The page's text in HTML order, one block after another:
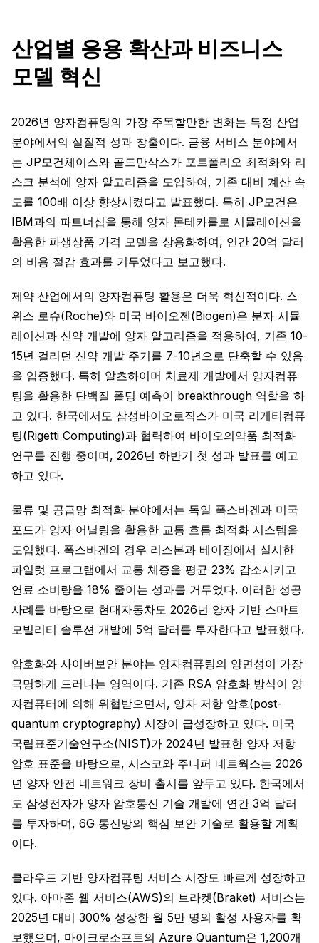
산업별 응용 확산과 비즈니스
모델 혁신
2026년 양자컴퓨팅의 가장 주목할만한 변화는 특정 산업
분야에서의 실질적 성과 창출이다. 금융 서비스 분야에서
는 JP모건체이스와 골드만삭스가 포트폴리오 최적화와 리
스크 분석에 양자 알고리즘을 도입하여, 기존 대비 계산 속
도를 100배 이상 향상시켰다고 발표했다. 특히 JP모건은
IBM과의 파트너십을 통해 양자 몬테카를로 시뮬레이션을
활용한 파생상품 가격 모델을 상용화하여, 연간 20억 달러
의 비용 절감 효과를 거두었다고 보고했다.
제약 산업에서의 양자컴퓨팅 활용은 더욱 혁신적이다. 스
위스 로슈(Roche)와 미국 바이오젠(Biogen)은 분자 시뮬
레이션과 신약 개발에 양자 알고리즘을 적용하여, 기존 10-
15년 걸리던 신약 개발 주기를 7-10년으로 단축할 수 있음
을 입증했다. 특히 알츠하이머 치료제 개발에서 양자컴퓨
팅을 활용한 단백질 폴딩 예측이 breakthrough 역할을 하
고 있다. 한국에서도 삼성바이오로직스가 미국 리게티컴퓨
팅(Rigetti Computing)과 협력하여 바이오의약품 최적화
연구를 진행 중이며, 2026년 하반기 첫 성과 발표를 예고
하고 있다.
물류 및 공급망 최적화 분야에서는 독일 폭스바겐과 미국
포드가 양자 어닐링을 활용한 교통 흐름 최적화 시스템을
도입했다. 폭스바겐의 경우 리스본과 베이징에서 실시한
파일럿 프로그램에서 교통 체증을 평균 23% 감소시키고
연료 소비량을 18% 줄이는 성과를 거두었다. 이러한 성공
사례를 바탕으로 현대자동차도 2026년 양자 기반 스마트
모빌리티 솔루션 개발에 5억 달러를 투자한다고 발표했다.
암호화와 사이버보안 분야는 양자컴퓨팅의 양면성이 가장
극명하게 드러나는 영역이다. 기존 RSA 암호화 방식이 양
자컴퓨터에 의해 위협받으면서, 양자 저항 암호(post-
quantum cryptography) 시장이 급성장하고 있다. 미국
국립표준기술연구소(NIST)가 2024년 발표한 양자 저항
암호 표준을 바탕으로, 시스코와 주니퍼 네트웍스는 2026
년 양자 안전 네트워크 장비 출시를 앞두고 있다. 한국에서
도 삼성전자가 양자 암호통신 기술 개발에 연간 3억 달러
를 투자하며, 6G 통신망의 핵심 보안 기술로 활용할 계획
이다.
클라우드 기반 양자컴퓨팅 서비스 시장도 빠르게 성장하고
있다. 아마존 웹 서비스(AWS)의 브라켓(Braket) 서비스는
2025년 대비 300% 성장한 월 5만 명의 활성 사용자를 확
보했으며, 마이크로소프트의 Azure Quantum은 1,200개